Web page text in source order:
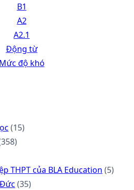
B1
A2
A2.1
Động từ
Mức độ khó
(15)
THPT của BLA Education (5)
(35)